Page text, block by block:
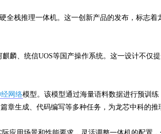
全栈推理一体机。这一创新产品的发布，标志
麟、统信UOS等国产操作系统。这一设计不仅
网络模型。该模型通过海量语料数据进行预训
章生成、代码编写等多种任务，为龙芯中科的推